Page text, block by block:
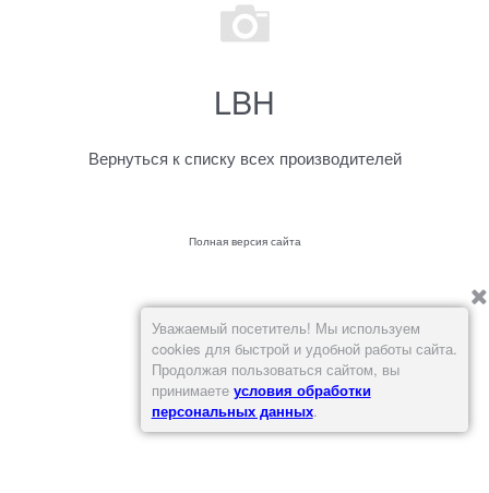
LBH
Вернуться к списку всех производителей
Полная версия сайта
Уважаемый посетитель! Мы используем
cookies для быстрой и удобной работы сайта.
Продолжая пользоваться сайтом, вы
принимаете условия обработки
персональных данных.